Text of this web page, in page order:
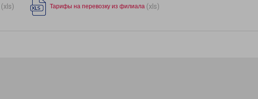
(xls) Тарифы на перевозку из филиала (xls)